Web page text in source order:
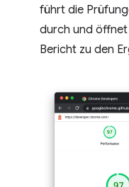
führt die
durch und öffnet
Bericht zu den